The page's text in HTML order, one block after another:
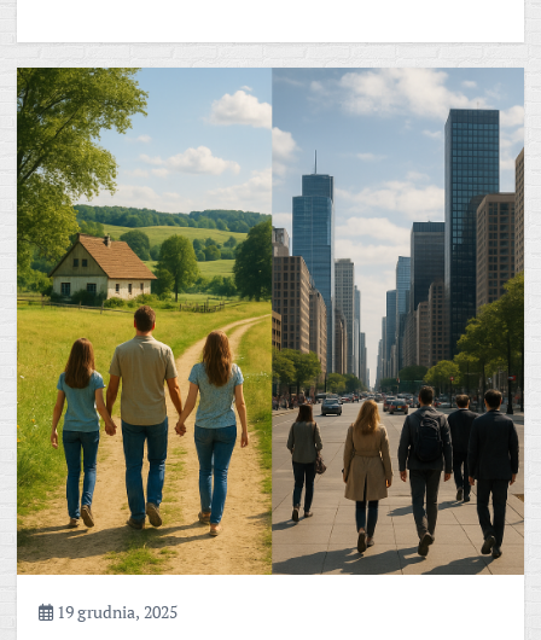
19 grudnia, 2025